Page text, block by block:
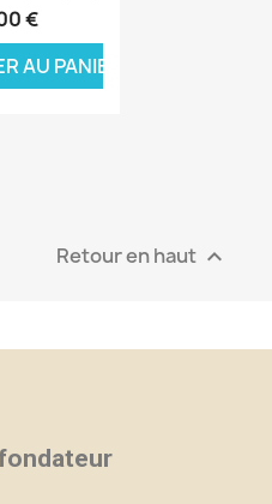
€
AU PANIER
Retour en haut 